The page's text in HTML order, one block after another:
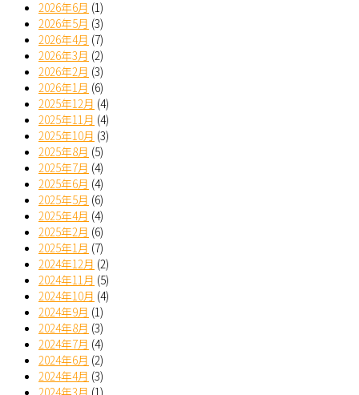
2026年6月 (1)
2026年5月 (3)
2026年4月 (7)
2026年3月 (2)
2026年2月 (3)
2026年1月 (6)
2025年12月 (4)
2025年11月 (4)
2025年10月 (3)
2025年8月 (5)
2025年7月 (4)
2025年6月 (4)
2025年5月 (6)
2025年4月 (4)
2025年2月 (6)
2025年1月 (7)
2024年12月 (2)
2024年11月 (5)
2024年10月 (4)
2024年9月 (1)
2024年8月 (3)
2024年7月 (4)
2024年6月 (2)
2024年4月 (3)